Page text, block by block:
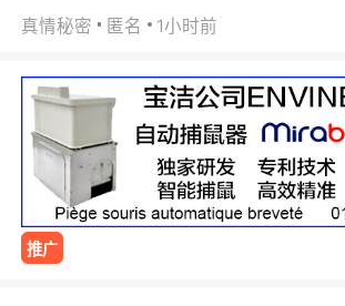
真情秘密 匿名 1小时前
推广